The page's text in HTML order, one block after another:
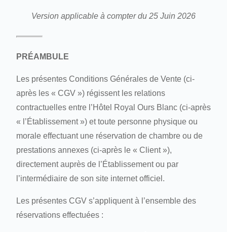
Version applicable à compter du 25 Juin 2026
PRÉAMBULE
Les présentes Conditions Générales de Vente (ci-
après les « CGV ») régissent les relations
contractuelles entre l’Hôtel Royal Ours Blanc (ci-après
« l’Établissement ») et toute personne physique ou
morale effectuant une réservation de chambre ou de
prestations annexes (ci-après le « Client »),
directement auprès de l’Établissement ou par
l’intermédiaire de son site internet officiel.
Les présentes CGV s’appliquent à l’ensemble des
réservations effectuées :